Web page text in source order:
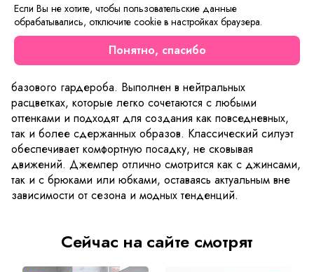
Описание товараХарактеристики товараОтзывы
базового гардероба. Выполнен в нейтральных
расцветках, которые легко сочетаются с любыми
оттенками и подходят для создания как повседневных,
так и более сдержанных образов. Классический силуэт
обеспечивает комфортную посадку, не сковывая
движений. Джемпер отлично смотрится как с джинсами,
так и с брюками или юбками, оставаясь актуальным вне
зависимости от сезона и модных тенденций.
Сейчас на сайте смотрят
Если Вы не хотите, чтобы пользовательские данные
обрабатывались, отключите cookie в настройках браузера.
Понятно, спасибо